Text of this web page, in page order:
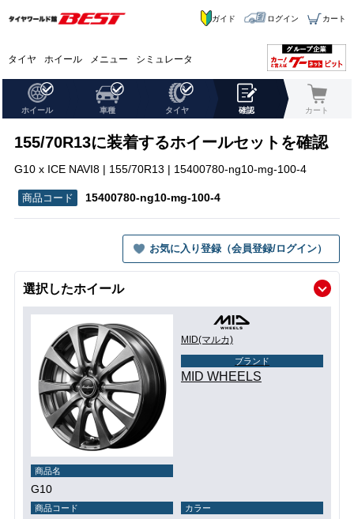
タイヤ ホイール メニュー シミュレータ
ガイド ログイン カート
ホイール 車種 タイヤ 確認 カート
155/70R13に装着するホイールセットを確認
G10 x ICE NAVI8 | 155/70R13 | 15400780-ng10-mg-100-4
15400780-ng10-mg-100-4
お気に入り登録（会員登録/ログイン）
選択したホイール
MID(マルカ)
ブランド
MID WHEELS
商品名
G10
商品コード カラー